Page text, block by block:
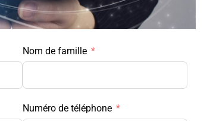
Nom de famille
Numéro de téléphone